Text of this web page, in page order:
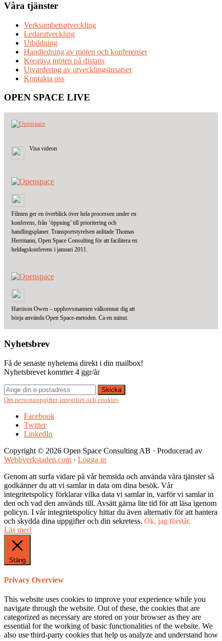
Våra tjänster
Verksamhetsutveckling
Ledarutveckling
Utbildning
Handledning av möten och konferenser
Kreativa möten på distans
Utvärdering av utvecklingsinsatser
Kontakta oss
OPEN SPACE LIVE
Visa videon
Filmen ger en överblick över hela processen under en
konferens, från ‘öppning’ till prioritering och
handlingsplaner. Transportstyrelsen anlitade Thomas
Herrmann, Open Space Consulting för att facilitera en
heldagskonferens i januari 2011.
Harrison Owen – upphovsmannen välkomnar dig att
börja använda Open Space-metoden. Ca en minut.
Nyhetsbrev
Få de senaste nyhetema direkt i din mailbox!
Nyhetsbrevet kommer 4 ggr/år
Om personuppgifter, integritet och cookies
Facebook
Twitter
LinkedIn
Copyright © 2026 Open Space Consulting AB · Producerad av
Webbverkstaden.com · Logga in
Genom att surfa vidare på vår hemsida och använda våra tjänster så
godkänner du att vi samlar in data om dina besök. Vår
integritetspolicy förklarar vilka data vi samlar in, varför vi samlar in
den och vad den används till. Avsätt gärna lite tid för att läsa igenom
policyn. I vår integritetspolicy hittar du även alternativ för att hantera
och skydda dina uppgifter och din sekretess. Ok, jag förstår.
Läs mer!
Stäng
Privacy Overview
This website uses cookies to improve your experience while you
navigate through the website. Out of these, the cookies that are
categorized as necessary are stored on your browser as they are
essential for the working of basic functionalities of the website. We
also use third-party cookies that help us analyze and understand how